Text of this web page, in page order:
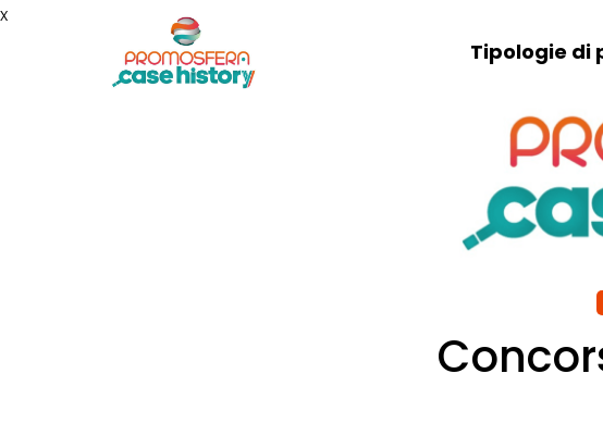
x
Tipologie di